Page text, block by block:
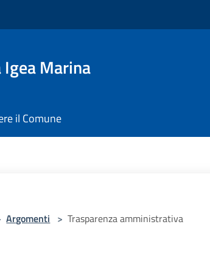
Marina
il Comune
Argomenti > Trasparenza amministrativa